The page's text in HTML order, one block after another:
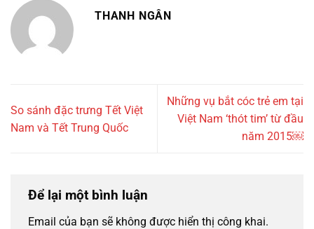
THANH NGÂN
So sánh đặc trưng Tết Việt
Nam và Tết Trung Quốc
Những vụ bắt cóc trẻ em tại
Việt Nam ‘thót tim’ từ đầu
năm 2015￼
Để lại một bình luận
Email của bạn sẽ không được hiển thị công khai.